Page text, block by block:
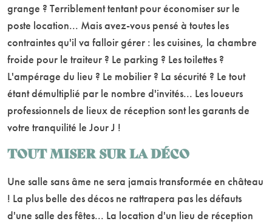
grange ? Terriblement tentant pour économiser sur le
poste location... Mais avez-vous pensé à toutes les
contraintes qu'il va falloir gérer : les cuisines, la chambre
froide pour le traiteur ? Le parking ? Les toilettes ?
L'ampérage du lieu ? Le mobilier ? La sécurité ? Le tout
étant démultiplié par le nombre d'invités... Les loueurs
professionnels de lieux de réception sont les garants de
votre tranquilité le Jour J !
TOUT MISER SUR LA DÉCO
Une salle sans âme ne sera jamais transformée en château
! La plus belle des décos ne rattrapera pas les défauts
d'une salle des fêtes... La location d'un lieu de réception